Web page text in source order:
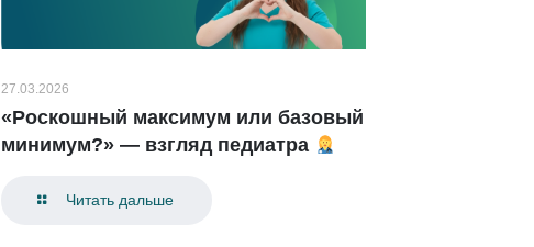
27.03.2026
«Роскошный максимум или базовый
минимум?» — взгляд педиатра
Читать дальше